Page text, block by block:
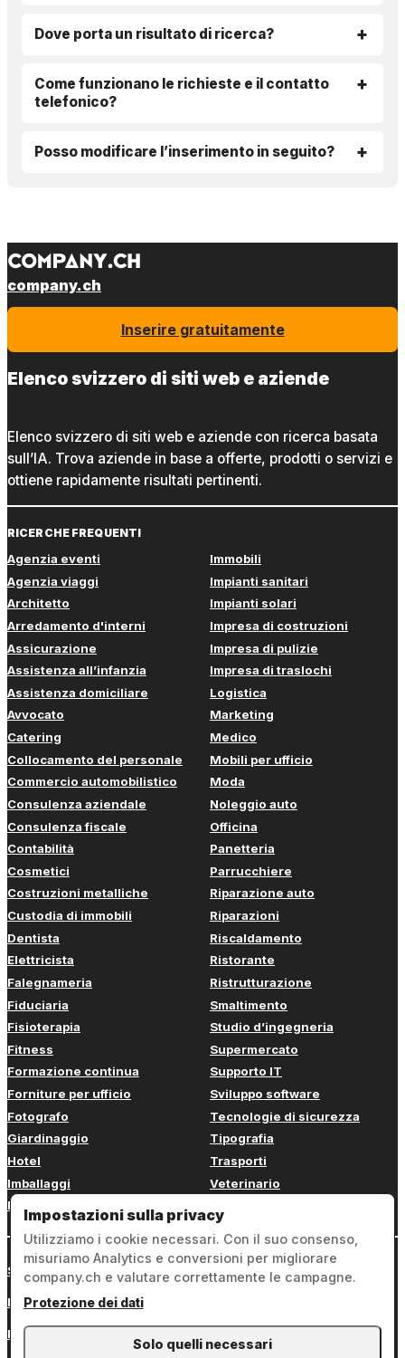
Dove porta un risultato di ricerca?
Come funzionano le richieste e il contatto
telefonico?
Posso modificare l’inserimento in seguito?
company.ch
Inserire gratuitamente
Elenco svizzero di siti web e aziende
Elenco svizzero di siti web e aziende con ricerca basata
sull’IA. Trova aziende in base a offerte, prodotti o servizi e
ottiene rapidamente risultati pertinenti.
RICERCHE FREQUENTI
Agenzia eventi
Agenzia viaggi
Architetto
Arredamento d'interni
Assicurazione
Assistenza all’infanzia
Assistenza domiciliare
Avvocato
Catering
Collocamento del personale
Commercio automobilistico
Consulenza aziendale
Consulenza fiscale
Contabilità
Cosmetici
Costruzioni metalliche
Custodia di immobili
Dentista
Elettricista
Falegnameria
Fiduciaria
Fisioterapia
Fitness
Formazione continua
Forniture per ufficio
Fotografo
Giardinaggio
Hotel
Imballaggi
Imbianchino
Immobili
Impianti sanitari
Impianti solari
Impresa di costruzioni
Impresa di pulizie
Impresa di traslochi
Logistica
Marketing
Medico
Mobili per ufficio
Moda
Noleggio auto
Officina
Panetteria
Parrucchiere
Riparazione auto
Riparazioni
Riscaldamento
Ristorante
Ristrutturazione
Smaltimento
Studio d’ingegneria
Supermercato
Supporto IT
Sviluppo software
Tecnologie di sicurezza
Tipografia
Trasporti
Veterinario
Sign in
Note legali
Protezione dei dati
Impostazioni sulla privacy
Utilizziamo i cookie necessari. Con il suo consenso,
misuriamo Analytics e conversioni per migliorare
company.ch e valutare correttamente le campagne.
Protezione dei dati
Solo quelli necessari